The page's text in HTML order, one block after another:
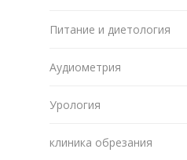
Питание и диетология
Аудиометрия
Урология
клиника обрезания